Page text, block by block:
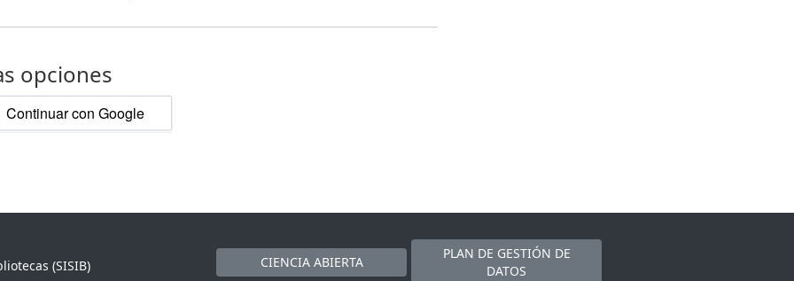
opciones
Continuar con Google
(SISIB)
CIENCIA ABIERTA
PLAN DE GESTIÓN DE
DATOS